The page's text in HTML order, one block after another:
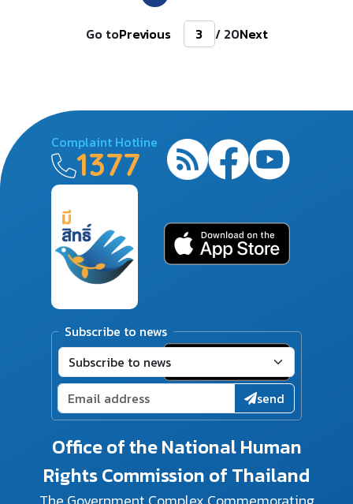
Go toPrevious / 20Next
Office of the National Human
Rights Commission of Thailand
Complaint Hotline
1377
Subscribe to news
send